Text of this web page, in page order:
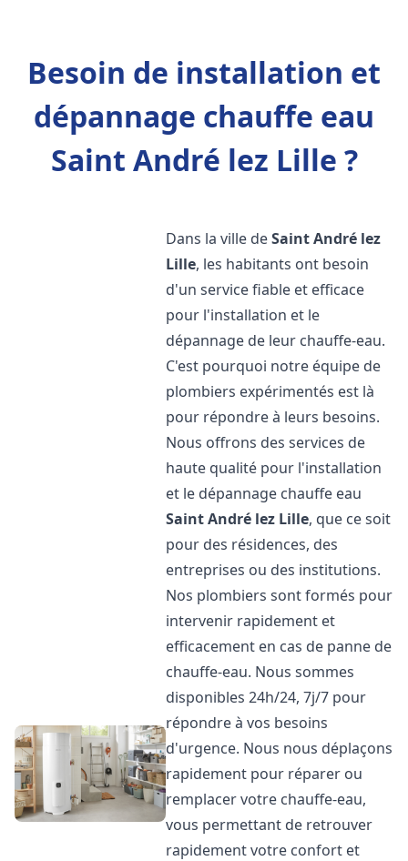
Besoin de installation et
dépannage chauffe eau
Saint André lez Lille ?
Dans la ville deSaint André lez
Lille, les habitants ont besoin
d'un service fiable et efficace
pour l'installation et le
dépannage de leur chauffe-eau.
C'est pourquoi notre équipe de
plombiers expérimentés est là
pour répondre à leurs besoins.
Nous offrons des services de
haute qualité pour l'installation
et le dépannage chauffe eau
Saint André lez Lille, que ce soit
pour des résidences, des
entreprises ou des institutions.
Nos plombiers sont formés pour
intervenir rapidement et
efficacement en cas de panne de
chauffe-eau. Nous sommes
disponibles 24h/24, 7j/7 pour
répondre à vos besoins
d'urgence. Nous nous déplaçons
rapidement pour réparer ou
remplacer votre chauffe-eau,
vous permettant de retrouver
rapidement votre confort et